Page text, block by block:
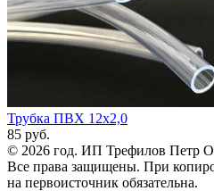
Трубка ПВХ 12х2,0
85 руб.
© 2026 год. ИП Трефилов Петр
Все права защищены. При
на первоисточник обязательна.